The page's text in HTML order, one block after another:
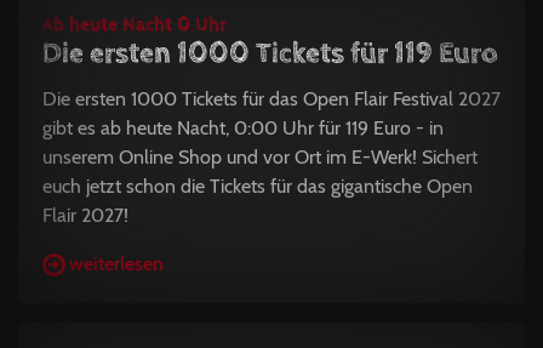
Ab heute Nacht 0 Uhr
Die ersten 1000 Tickets für 119 Euro
Die ersten 1000 Tickets für das Open Flair Festival 2027
gibt es ab heute Nacht, 0:00 Uhr für 119 Euro - in
unserem Online Shop und vor Ort im E-Werk! Sichert
euch jetzt schon die Tickets für das gigantische Open
Flair 2027!
weiterlesen